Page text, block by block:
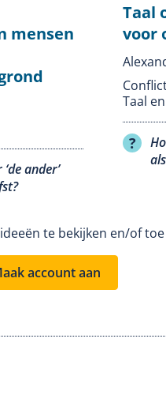
mensen
ander’
Taal
voor
Taal
te bekijken en/of
account aan